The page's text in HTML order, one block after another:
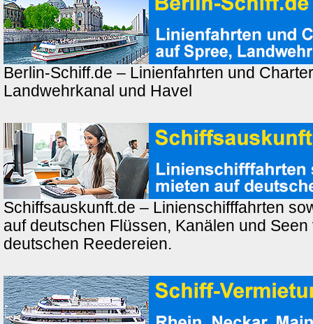
Berlin-Schiff.de – Linienfahrten und
Landwehrkanal und Havel
Schiffsauskunft.de – Linienschifffahrten
auf deutschen Flüssen, Kanälen und Seen
deutschen Reedereien.